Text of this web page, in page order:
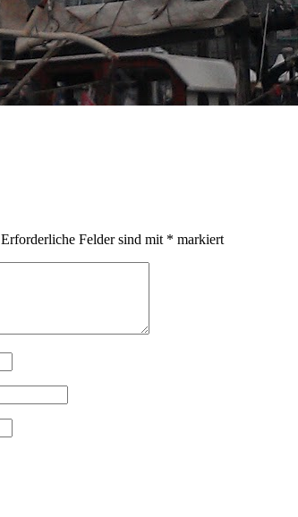
Erforderliche Felder sind mit * markiert